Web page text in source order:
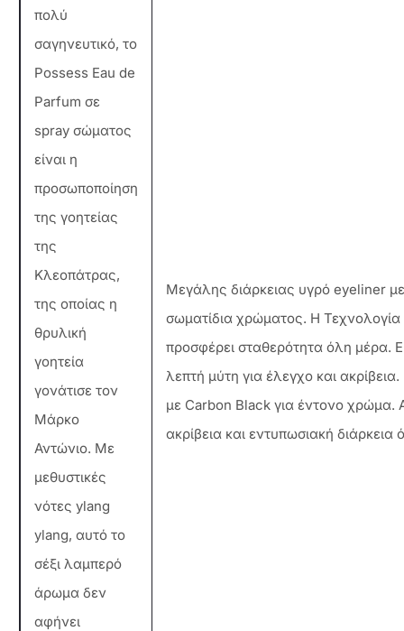
πολύ
σαγηνευτικό, το
Possess Eau de
Parfum σε
spray σώματος
είναι η
προσωποποίηση
της γοητείας
της
Κλεοπάτρας,
της οποίας η
θρυλική
γοητεία
γονάτισε τον
Μάρκο
Αντώνιο. Με
μεθυστικές
νότες ylang
ylang, αυτό το
σέξι λαμπερό
άρωμα δεν
αφήνει
Μεγάλης διάρκειας υγρό eyeliner
σωματίδια χρώματος. Η
προσφέρει σταθερότητα όλη μέρα.
λεπτή μύτη για έλεγχο και
με Carbon Black για έντονο χρώμα.
ακρίβεια και εντυπωσιακή διάρκεια